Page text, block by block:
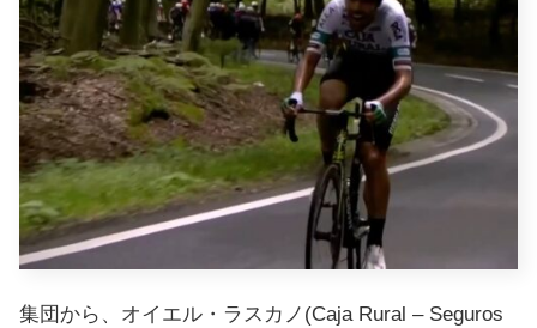
集団から、オイエル・ラスカノ (Caja Rural – Seguros